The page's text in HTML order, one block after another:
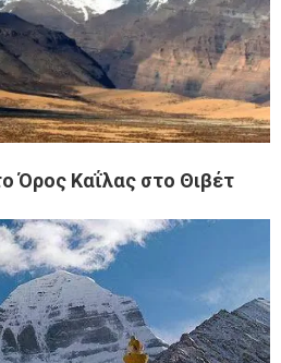
Όρος Καΐλας στο Θιβέτ